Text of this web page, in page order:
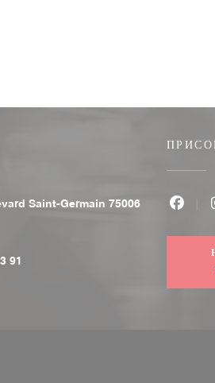
Saint-Germain 75006
в новом окне))
91